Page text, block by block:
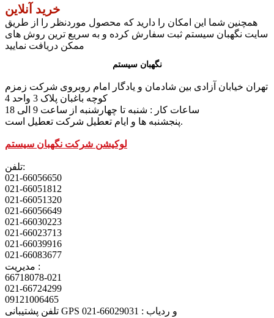
خرید آنلاین
همچنین شما این امکان را دارید که محصول موردنظر را از طریق
سایت نگهبان سیستم ثبت سفارش کرده و به سریع ترین روش های
ممکن دریافت نمایید
نگهبان سیستم
تهران خیابان آزادی بین شادمان و یادگار امام روبروی شرکت زمزم
کوچه باغبان پلاک 3 واحد 4
پنجشنبه ها و ایام تعطیل شرکت تعطیل است.
لوکیشن شرکت نگهبان سیستم
تلفن:
021-66056650
021-66051812
021-66051320
021-66056649
021-66030223
021-66023713
021-66039916
021-66083677
مدیریت :
66718078-021
021-66724299
09121006465
تلفن پشتیبانی GPS و ردیاب : 66029031-021